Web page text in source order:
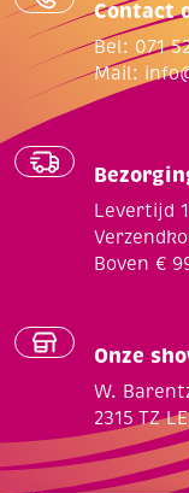
Contact
Bel: 071
Mail:
Levertijd
Boven €
Onze
W.
2315 TZ